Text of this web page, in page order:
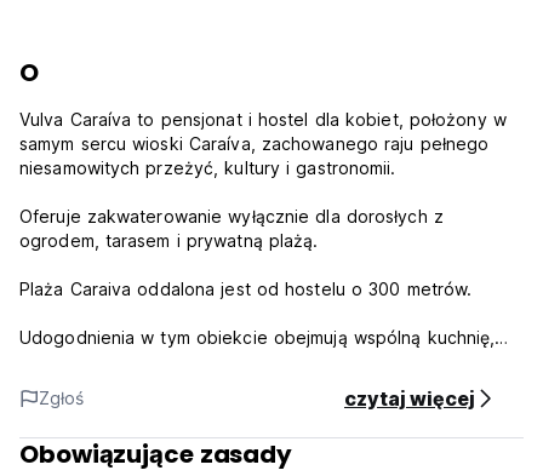
O
Vulva Caraíva to pensjonat i hostel dla kobiet, położony w
samym sercu wioski Caraíva, zachowanego raju pełnego
niesamowitych przeżyć, kultury i gastronomii.
Oferuje zakwaterowanie wyłącznie dla dorosłych z
ogrodem, tarasem i prywatną plażą.
Plaża Caraiva oddalona jest od hostelu o 300 metrów.
Udogodnienia w tym obiekcie obejmują wspólną kuchnię,
obiektu. Personel na miejscu może zorganizować transfer.
Pokoje obejmują łazienkę z prysznicem, wybrane pokoje
dysponują także balkonem, a z innych roztacza się widok
Zgłoś czytaj więcej
Obowiązujące zasady